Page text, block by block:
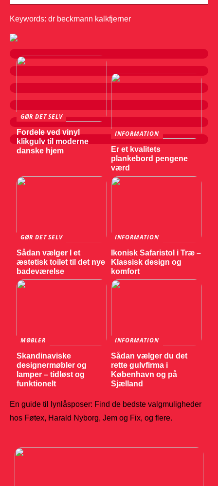
Keywords: dr beckmann kalkfjerner
GØR DET SELV
Fordele ved vinyl
klikgulv til moderne
danske hjem
INFORMATION
Er et kvalitets
plankebord pengene
værd
GØR DET SELV
Sådan vælger I et
æstetisk toilet til det nye
badeværelse
INFORMATION
Ikonisk Safaristol i Træ –
Klassisk design og
komfort
MØBLER
Skandinaviske
designermøbler og
lamper – tidløst og
funktionelt
INFORMATION
Sådan vælger du det
rette gulvfirma i
København og på
Sjælland
En guide til lynlåsposer: Find de bedste valgmuligheder
hos Føtex, Harald Nyborg, Jem og Fix, og flere.